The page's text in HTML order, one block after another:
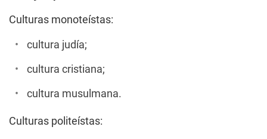
Culturas monoteístas:
cultura judía;
cultura cristiana;
cultura musulmana.
Culturas politeístas: